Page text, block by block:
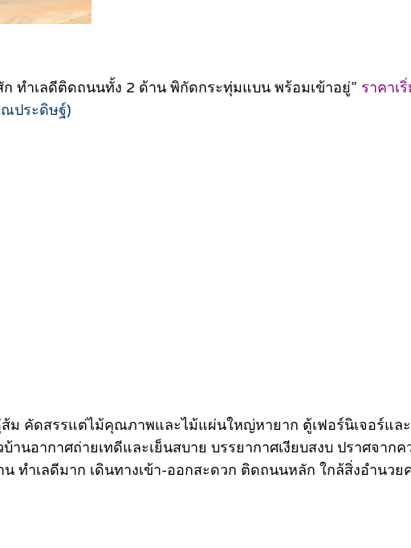
ทำเลดีติดถนนทั้ง 2 ด้าน พิกัดกระทุ่มแบน พร้อมเข้าอยู่” ราคาเ
ประดิษฐ์)
ม คัดสรรแต่ไม้คุณภาพและไม้แผ่นใหญ่หายาก ตู้เฟอร์นิเจอร์แล
นอากาศถ่ายเทดีและเย็นสบาย บรรยากาศเงียบสงบ ปราศจาก
ทำเลดีมาก เดินทางเข้า-ออกสะดวก ติดถนนหลัก ใกล้สิ่งอำนวย